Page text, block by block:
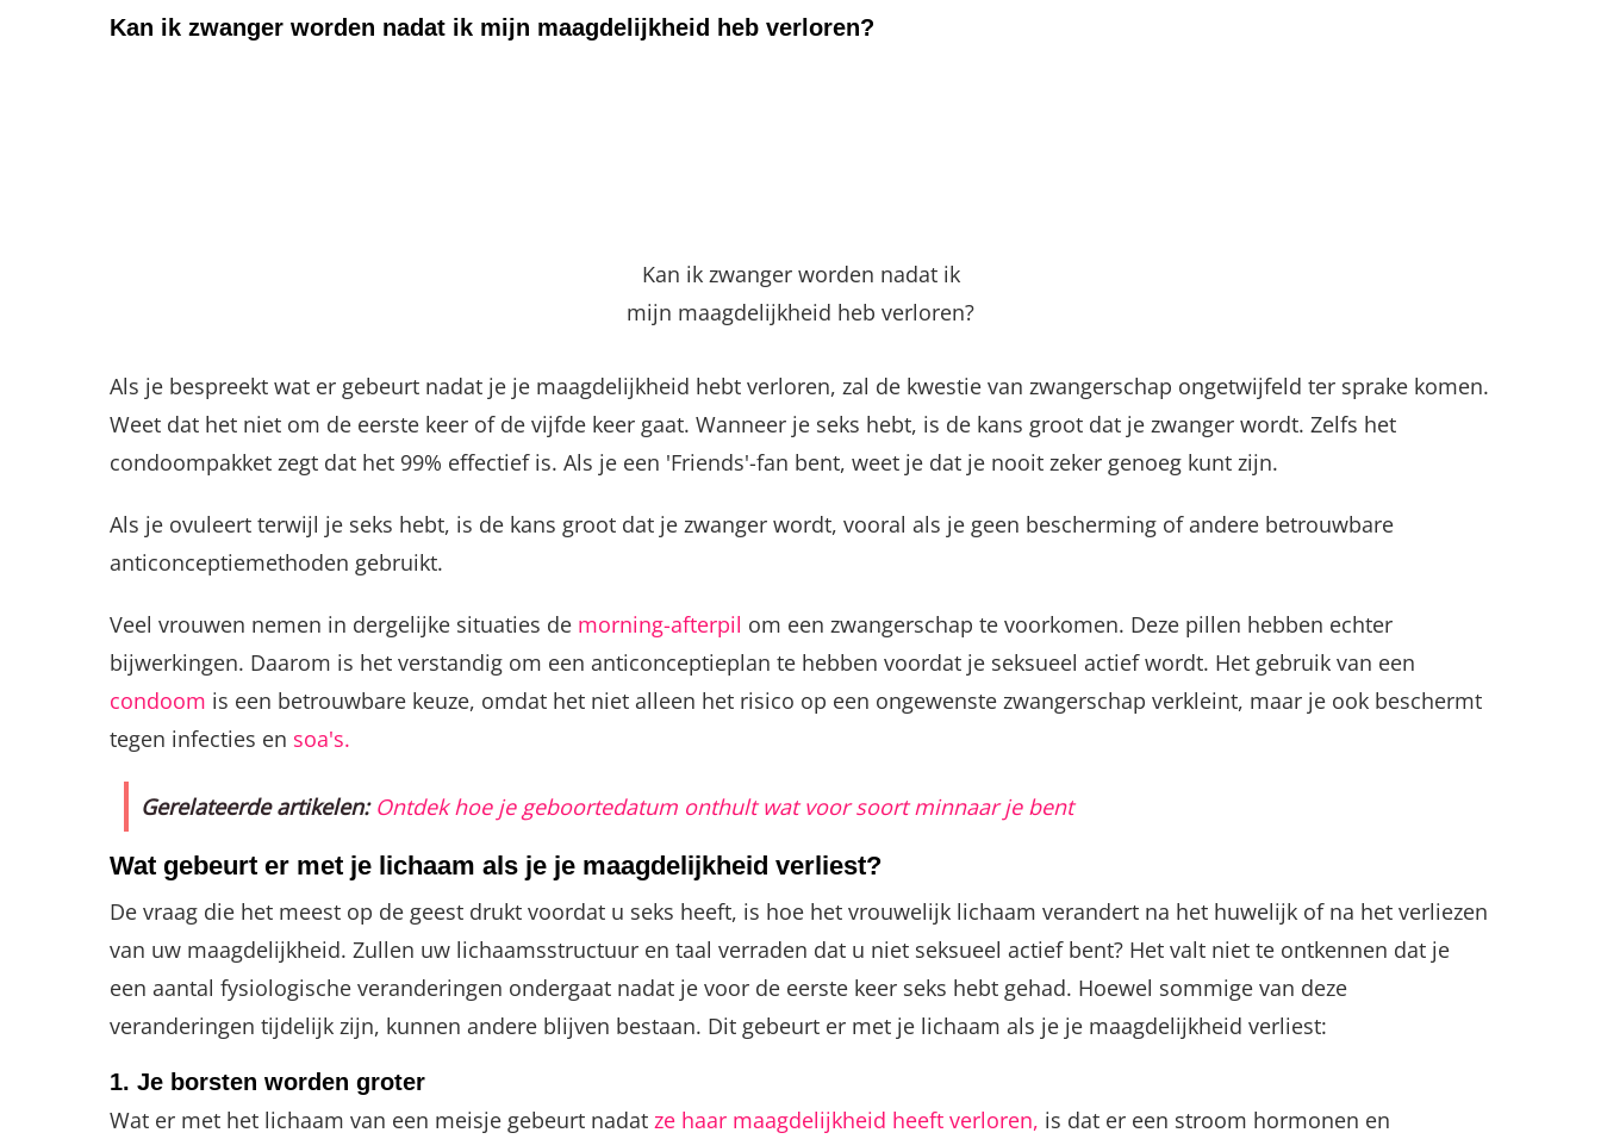
Kan ik zwanger worden nadat ik mijn maagdelijkheid heb verloren?
Kan ik zwanger worden nadat ik
mijn maagdelijkheid heb verloren?
Als je bespreekt wat er gebeurt nadat je je maagdelijkheid hebt verloren, zal de kwestie van zwangerschap ongetwijfeld ter sprake komen.
Weet dat het niet om de eerste keer of de vijfde keer gaat. Wanneer je seks hebt, is de kans groot dat je zwanger wordt. Zelfs het
condoompakket zegt dat het 99% effectief is. Als je een 'Friends'-fan bent, weet je dat je nooit zeker genoeg kunt zijn.
Als je ovuleert terwijl je seks hebt, is de kans groot dat je zwanger wordt, vooral als je geen bescherming of andere betrouwbare
anticonceptiemethoden gebruikt.
Veel vrouwen nemen in dergelijke situaties de morning-afterpil om een ​​zwangerschap te voorkomen. Deze pillen hebben echter
bijwerkingen. Daarom is het verstandig om een ​​anticonceptieplan te hebben voordat je seksueel actief wordt. Het gebruik van een
condoom is een betrouwbare keuze, omdat het niet alleen het risico op een ongewenste zwangerschap verkleint, maar je ook beschermt
tegen infecties en soa's.
Gerelateerde artikelen: Ontdek hoe je geboortedatum onthult wat voor soort minnaar je bent
Wat gebeurt er met je lichaam als je je maagdelijkheid verliest?
De vraag die het meest op de geest drukt voordat u seks heeft, is hoe het vrouwelijk lichaam verandert na het huwelijk of na het verliezen
van uw maagdelijkheid. Zullen uw lichaamsstructuur en taal verraden dat u niet seksueel actief bent? Het valt niet te ontkennen dat je
een aantal fysiologische veranderingen ondergaat nadat je voor de eerste keer seks hebt gehad. Hoewel sommige van deze
veranderingen tijdelijk zijn, kunnen andere blijven bestaan. Dit gebeurt er met je lichaam als je je maagdelijkheid verliest:
1. Je borsten worden groter
Wat er met het lichaam van een meisje gebeurt nadat ze haar maagdelijkheid heeft verloren, is dat er een stroom hormonen en